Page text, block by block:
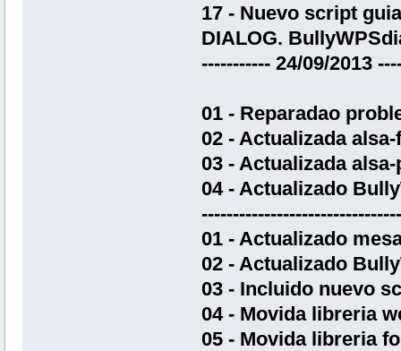
17 - Nuevo script
DIALOG.
----------- 24/09/2013
01 - Reparadao
02 - Actualizada
03 - Actualizada
04 - Actualizado
01 - Actualizado
02 - Actualizado
03 - Incluido nuevo
04 - Movida libreria
05 - Movida libreria